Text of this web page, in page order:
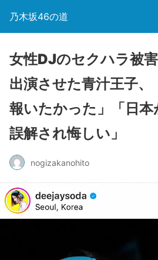
乃木坂46の道
女性DJのセクハラ被
出演させた青汁王子、
報いたかった」「日本
誤解され悔しい」
nogizakanohito